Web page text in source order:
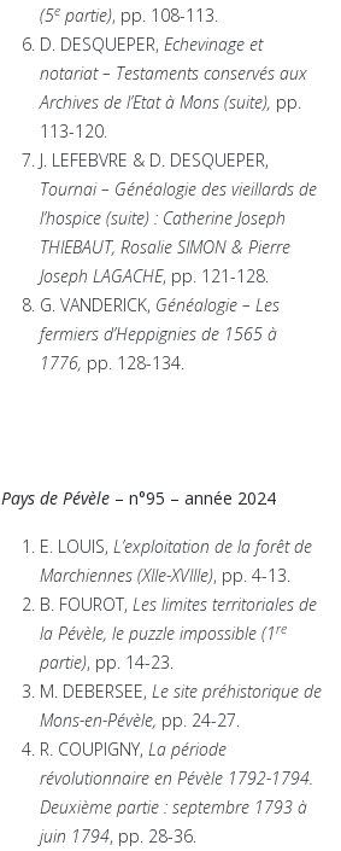
(5e partie), pp. 108-113.
D. DESQUEPER, Echevinage et
notariat – Testaments conservés aux
Archives de l’Etat à Mons (suite), pp.
113-120.
J. LEFEBVRE & D. DESQUEPER,
Tournai – Généalogie des vieillards de
l’hospice (suite) : Catherine Joseph
THIEBAUT, Rosalie SIMON & Pierre
Joseph LAGACHE, pp. 121-128.
G. VANDERICK, Généalogie – Les
fermiers d’Heppignies de 1565 à
1776, pp. 128-134.
Pays de Pévèle – n°95 – année 2024
E. LOUIS, L’exploitation de la forêt de
Marchiennes (XIIe-XVIIIe), pp. 4-13.
B. FOUROT, Les limites territoriales de
la Pévèle, le puzzle impossible (1re
partie), pp. 14-23.
M. DEBERSEE, Le site préhistorique de
Mons-en-Pévèle, pp. 24-27.
R. COUPIGNY, La période
révolutionnaire en Pévèle 1792-1794.
Deuxième partie : septembre 1793 à
juin 1794, pp. 28-36.